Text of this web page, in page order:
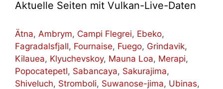
Aktuelle Seiten mit Vulkan-Live-Daten
Ätna, Ambrym, Campi Flegrei, Ebeko,
Fagradalsfjall, Fournaise, Fuego, Grindavik,
Kilauea, Klyuchevskoy, Mauna Loa, Merapi,
Popocatepetl, Sabancaya, Sakurajima,
Shiveluch, Stromboli, Suwanose-jima, Ubinas,